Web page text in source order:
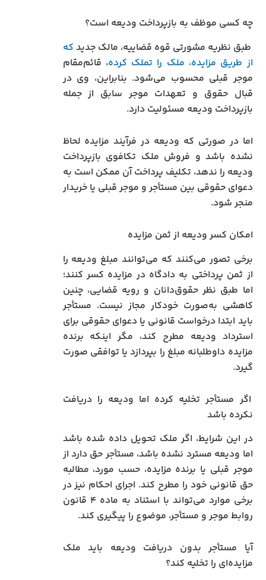
چه کسی موظف به بازپرداخت ودیعه است؟
طبق نظریه مشورتی قوه قضاییه، مالک جدید که
از طریق مزایده، ملک را تملک کرده، قائم‌مقام
موجر قبلی محسوب می‌شود. بنابراین، وی در
قبال حقوق و تعهدات موجر سابق از جمله
بازپرداخت ودیعه مسئولیت دارد.
اما در صورتی که ودیعه در فرآیند مزایده لحاظ
نشده باشد و فروش ملک تکافوی بازپرداخت
ودیعه را ندهد، تکلیف پرداخت آن ممکن است به
دعوای حقوقی بین مستأجر و موجر قبلی یا خریدار
منجر شود.
امکان کسر ودیعه از ثمن مزایده
برخی تصور می‌کنند که می‌توانند مبلغ ودیعه را
از ثمن پرداختی به دادگاه در مزایده کسر کنند؛
اما طبق نظر حقوق‌دانان و رویه قضایی، چنین
کاهشی به‌صورت خودکار مجاز نیست. مستأجر
باید ابتدا درخواست قانونی یا دعوای حقوقی برای
استرداد ودیعه مطرح کند، مگر اینکه برنده
مزایده داوطلبانه مبلغ را بپردازد یا توافقی صورت
گیرد.
اگر مستأجر تخلیه کرده اما ودیعه را دریافت
نکرده باشد
در این شرایط، اگر ملک تحویل داده شده باشد
اما ودیعه مسترد نشده باشد، مستأجر حق دارد از
موجر قبلی یا برنده مزایده، حسب مورد، مطالبه
حق قانونی خود را مطرح کند. اجرای احکام نیز در
برخی موارد می‌تواند با استناد به ماده ۴ قانون
روابط موجر و مستأجر، موضوع را پیگیری کند.
آیا مستأجر بدون دریافت ودیعه باید ملک
مزایده‌ای را تخلیه کند؟